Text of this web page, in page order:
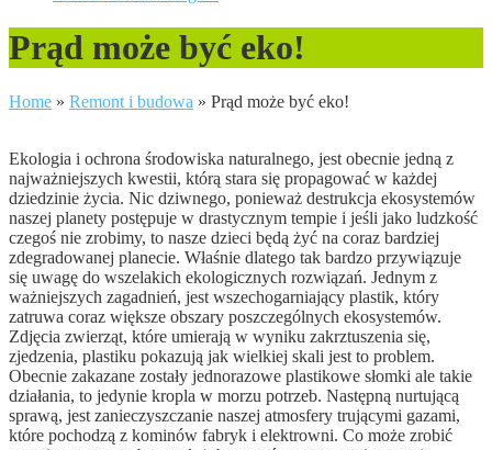
Prąd może być eko!
Home » Remont i budowa » Prąd może być eko!
Ekologia i ochrona środowiska naturalnego, jest obecnie jedną z
najważniejszych kwestii, którą stara się propagować w każdej
dziedzinie życia. Nic dziwnego, ponieważ destrukcja ekosystemów
naszej planety postępuje w drastycznym tempie i jeśli jako ludzkość
czegoś nie zrobimy, to nasze dzieci będą żyć na coraz bardziej
zdegradowanej planecie. Właśnie dlatego tak bardzo przywiązuje
się uwagę do wszelakich ekologicznych rozwiązań. Jednym z
ważniejszych zagadnień, jest wszechogarniający plastik, który
zatruwa coraz większe obszary poszczególnych ekosystemów.
Zdjęcia zwierząt, które umierają w wyniku zakrztuszenia się,
zjedzenia, plastiku pokazują jak wielkiej skali jest to problem.
Obecnie zakazane zostały jednorazowe plastikowe słomki ale takie
działania, to jedynie kropla w morzu potrzeb. Następną nurtującą
sprawą, jest zanieczyszczanie naszej atmosfery trującymi gazami,
które pochodzą z kominów fabryk i elektrowni. Co może zrobić